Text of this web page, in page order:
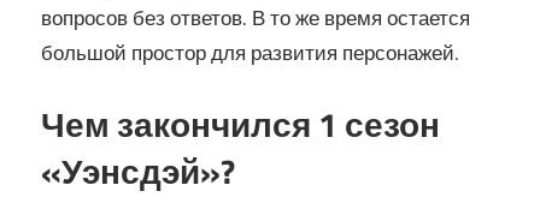
вопросов без ответов. В то же время остается
большой простор для развития персонажей.
Чем закончился 1 сезон
«Уэнсдэй»?